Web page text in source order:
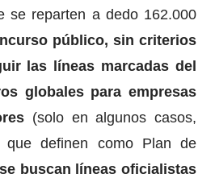
se reparten a dedo 162.000
público, sin criterios
las líneas marcadas del
globales para empresas
(solo en algunos casos,
definen como Plan de
buscan líneas oficialistas